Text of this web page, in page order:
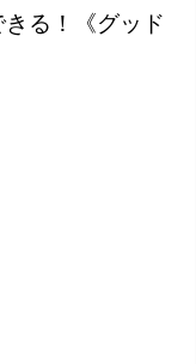
る！《グッド